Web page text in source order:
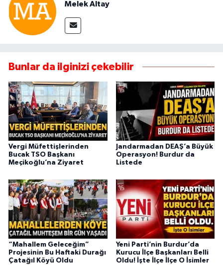
Melek Altay
Bunlar da ilginizi çekebilir
Vergi Müfettişlerinden
Bucak TSO Başkanı
Meçikoğlu’na Ziyaret
Jandarmadan DEAŞ’a Büyük
Operasyon! Burdur da
Listede
“Mahallem Geleceğim”
Projesinin Bu Haftaki Durağı
Çatağıl Köyü Oldu
Yeni Parti’nin Burdur’da
Kurucu İlçe Başkanları Belli
Oldu! İşte İlçe İlçe O İsimler